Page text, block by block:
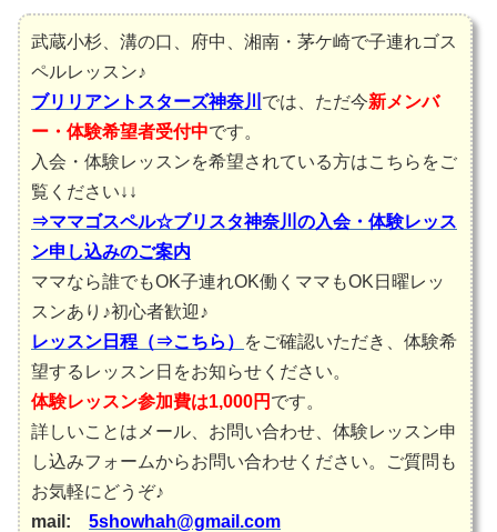
武蔵小杉、溝の口、府中、湘南・茅ケ崎で子連れゴス
ペルレッスン♪
ブリリアントスターズ神奈川 では、ただ今新メンバ
ー・体験希望者受付中です。
入会・体験レッスンを希望されている方はこちらをご
覧ください↓↓
⇒ママゴスペル☆ブリスタ神奈川の入会・体験レッス
ン申し込みのご案内
ママなら誰でもOK子連れOK働くママもOK日曜レッ
スンあり♪初心者歓迎♪
レッスン日程（⇒こちら）
をご確認いただき、体験希
望するレッスン日をお知らせください。
体験レッスン参加費は1,000円 です。
詳しいことはメール、お問い合わせ、体験レッスン申
し込みフォームからお問い合わせください。ご質問も
お気軽にどうぞ♪
mail: 5showhah@gmail.com